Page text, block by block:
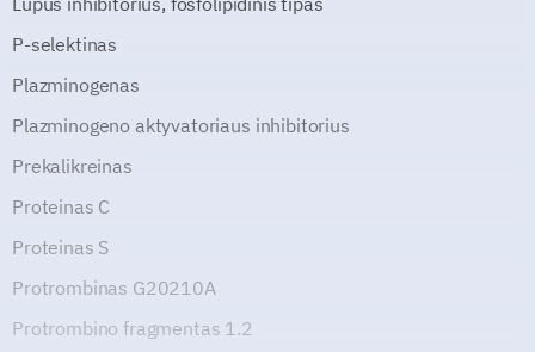
P-selektinas
Plazminogenas
Plazminogeno aktyvatoriaus inhibitorius
Prekalikreinas
Proteinas C
Proteinas S
Protrombinas G20210A
Protrombino fragmentas 1.2